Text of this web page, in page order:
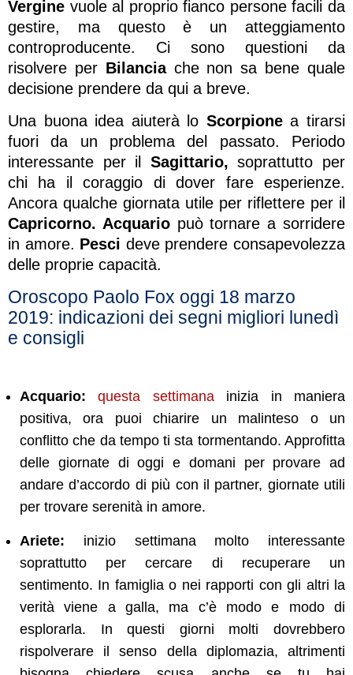
Vergine vuole al proprio fianco persone facili da
gestire, ma questo è un atteggiamento
controproducente. Ci sono questioni da
risolvere per Bilanciache non sa bene quale
decisione prendere da qui a breve.
Una buona idea aiuterà lo Scorpionea tirarsi
fuori da un problema del passato. Periodo
interessante per il Sagittario, soprattutto per
chi ha il coraggio di dover fare esperienze.
Ancora qualche giornata utile per riflettere per il
Capricorno. Acquariopuò tornare a sorridere
in amore. Pesci deve prendere consapevolezza
delle proprie capacità.
Oroscopo Paolo Fox oggi 18 marzo
2019: indicazioni dei segni migliori lunedì
e consigli
Acquario: questa settimanainizia in maniera
positiva, ora puoi chiarire un malinteso o un
conflitto che da tempo ti sta tormentando. Approfitta
delle giornate di oggi e domani per provare ad
andare d’accordo di più con il partner, giornate utili
per trovare serenità in amore.
Ariete: inizio settimana molto interessante
soprattutto per cercare di recuperare un
sentimento. In famiglia o nei rapporti con gli altri la
verità viene a galla, ma c’è modo e modo di
esplorarla. In questi giorni molti dovrebbero
rispolverare il senso della diplomazia, altrimenti